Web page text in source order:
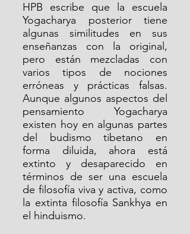
HPB escribe que la escuela
Yogacharya posterior tiene
algunas similitudes en sus
enseñanzas con la original,
pero están mezcladas con
varios tipos de nociones
erróneas y prácticas falsas.
Aunque algunos aspectos del
pensamiento Yogacharya
existen hoy en algunas partes
del budismo tibetano en
forma diluida, ahora está
extinto y desaparecido en
términos de ser una escuela
de filosofía viva y activa, como
la extinta filosofía Sankhya en
el hinduismo.